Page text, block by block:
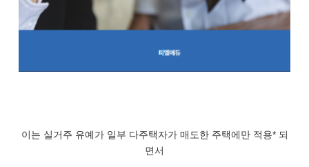
이는 실거주 유예가 일부 다주택자가 매도한 주택에만 적용* 되
면서